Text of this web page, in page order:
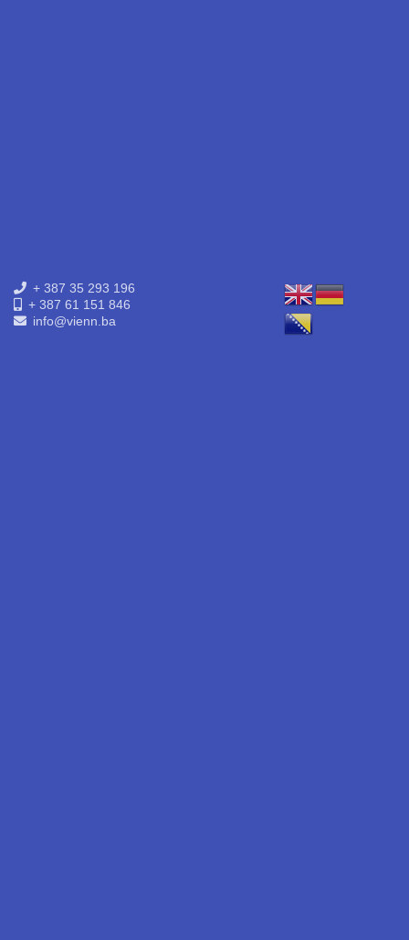
+ 387 35 293 196
+ 387 61 151 846
info@vienn.ba